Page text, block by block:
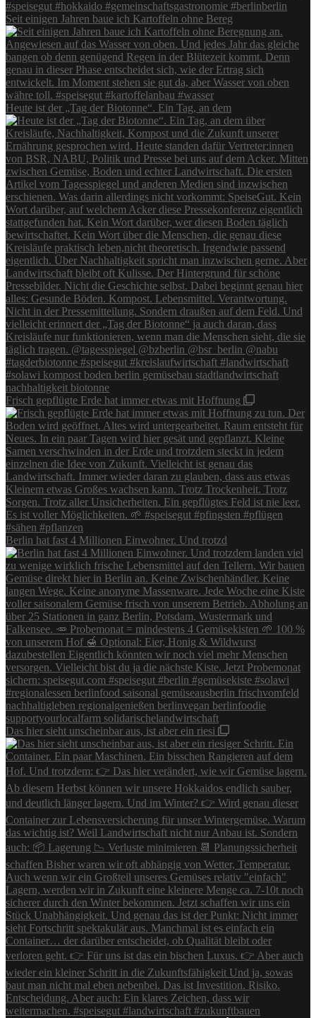
Seit einigen Jahren baue ich Kartoffeln ohne Bereg
Heute ist der „Tag der Biotonne“. Ein Tag, an dem
Frisch gepflügte Erde hat immer etwas mit Hoffnung
Berlin hat fast 4 Millionen Einwohner. Und trotzd
Das hier sieht unscheinbar aus, ist aber ein riesi